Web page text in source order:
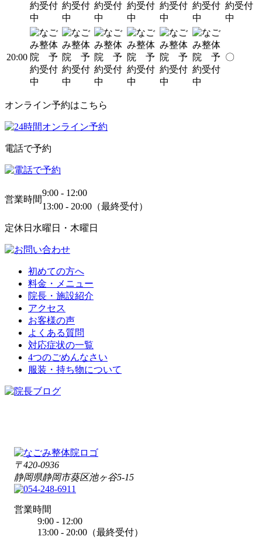
20:00 〇
オンライン予約はこちら
電話で予約
営業時間
9:00 - 12:00
13:00 - 20:00（最終受付）
定休日 水曜日・木曜日
初めての方へ
料金・メニュー
院長・施設紹介
アクセス
お客様の声
よくある質問
対応症状の一覧
4つのごめんなさい
服装・持ち物について
〒420-0936
静岡県静岡市葵区池ヶ谷5-15
営業時間
9:00 - 12:00
13:00 - 20:00（最終受付）